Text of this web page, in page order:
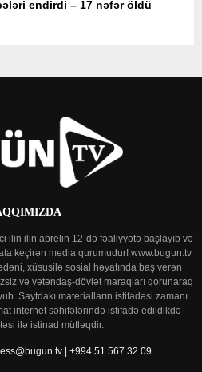
endirdi – 17 nəfər öldü
ilin ilin aprelin 12-də fəaliyyətə başlayıb və
keçirən media qurumudur! www.bugun.tv
xüsusilə sosial həyatında baş verən
və vətəndaş-dövlət maraqları qorunaraq
Saytdakı materialların istifadəsi zamanı
internet səhifələrində istifadə edildikdə
ilə istinad mütləqdir.
| +994 51 567 32 09